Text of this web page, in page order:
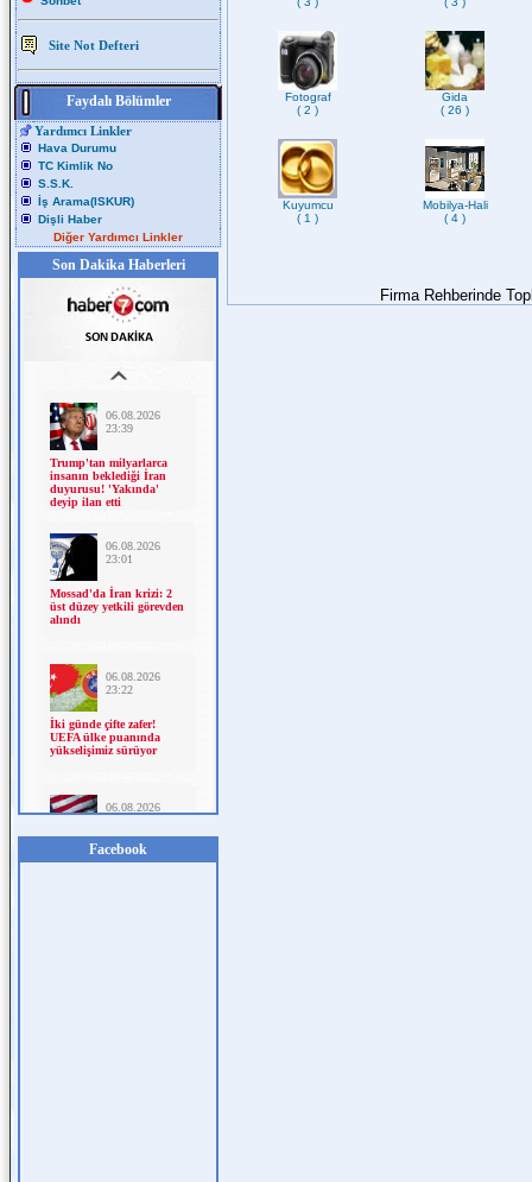
Site Not Defteri
Faydalı Bölümler
Yardımcı Linkler
Hava Durumu
TC Kimlik No
S.S.K.
İş Arama(ISKUR)
Dişli Haber
Diğer Yardımcı Linkler
Son Dakika Haberleri
Facebook
Fotograf
( 2 )
Gida
( 26 )
Kuyumcu
( 1 )
Mobilya-Hali
( 4 )
Firma Rehberinde